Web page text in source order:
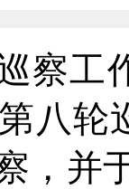
察工
八
，并